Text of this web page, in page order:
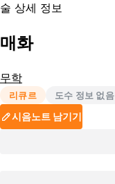
술 상세 정보
매화
무학
리큐르 도수 정보 없음
시음노트 남기기